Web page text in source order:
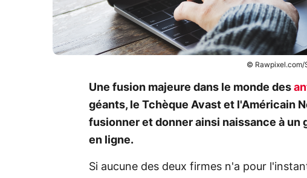
© Rawpixel.com/
Une fusion majeure dans le monde des
géants, le Tchèque Avast et l'Américain
fusionner et donner ainsi naissance à
en ligne.
Si aucune des deux firmes n'a pour